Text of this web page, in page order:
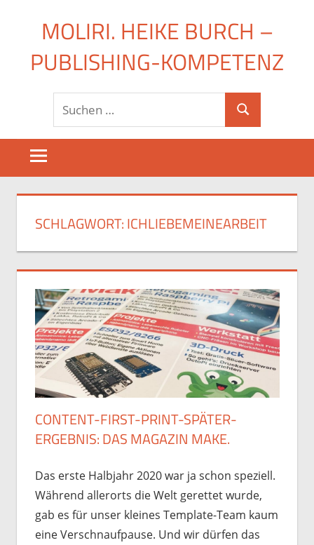
springen
MOLIRI. HEIKE BURCH –
PUBLISHING-KOMPETENZ
Suchen
Suchen
SCHLAGWORT:ICHLIEBEMEINEARBEIT
CONTENT-FIRST-PRINT-SPÄTER-
ERGEBNIS: DAS MAGAZIN MAKE.
Das erste Halbjahr 2020 war ja schon speziell.
Während allerorts die Welt gerettet wurde,
gab es für unser kleines Template-Team kaum
eine Verschnaufpause. Und wir dürfen das